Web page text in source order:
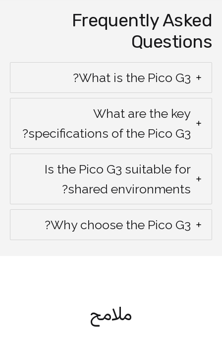
Frequently Asked
Questions
What is the Pico G3?
What are the key
specifications of the Pico G3?
Is the Pico G3 suitable for
shared environments?
Why choose the Pico G3?
ملامح